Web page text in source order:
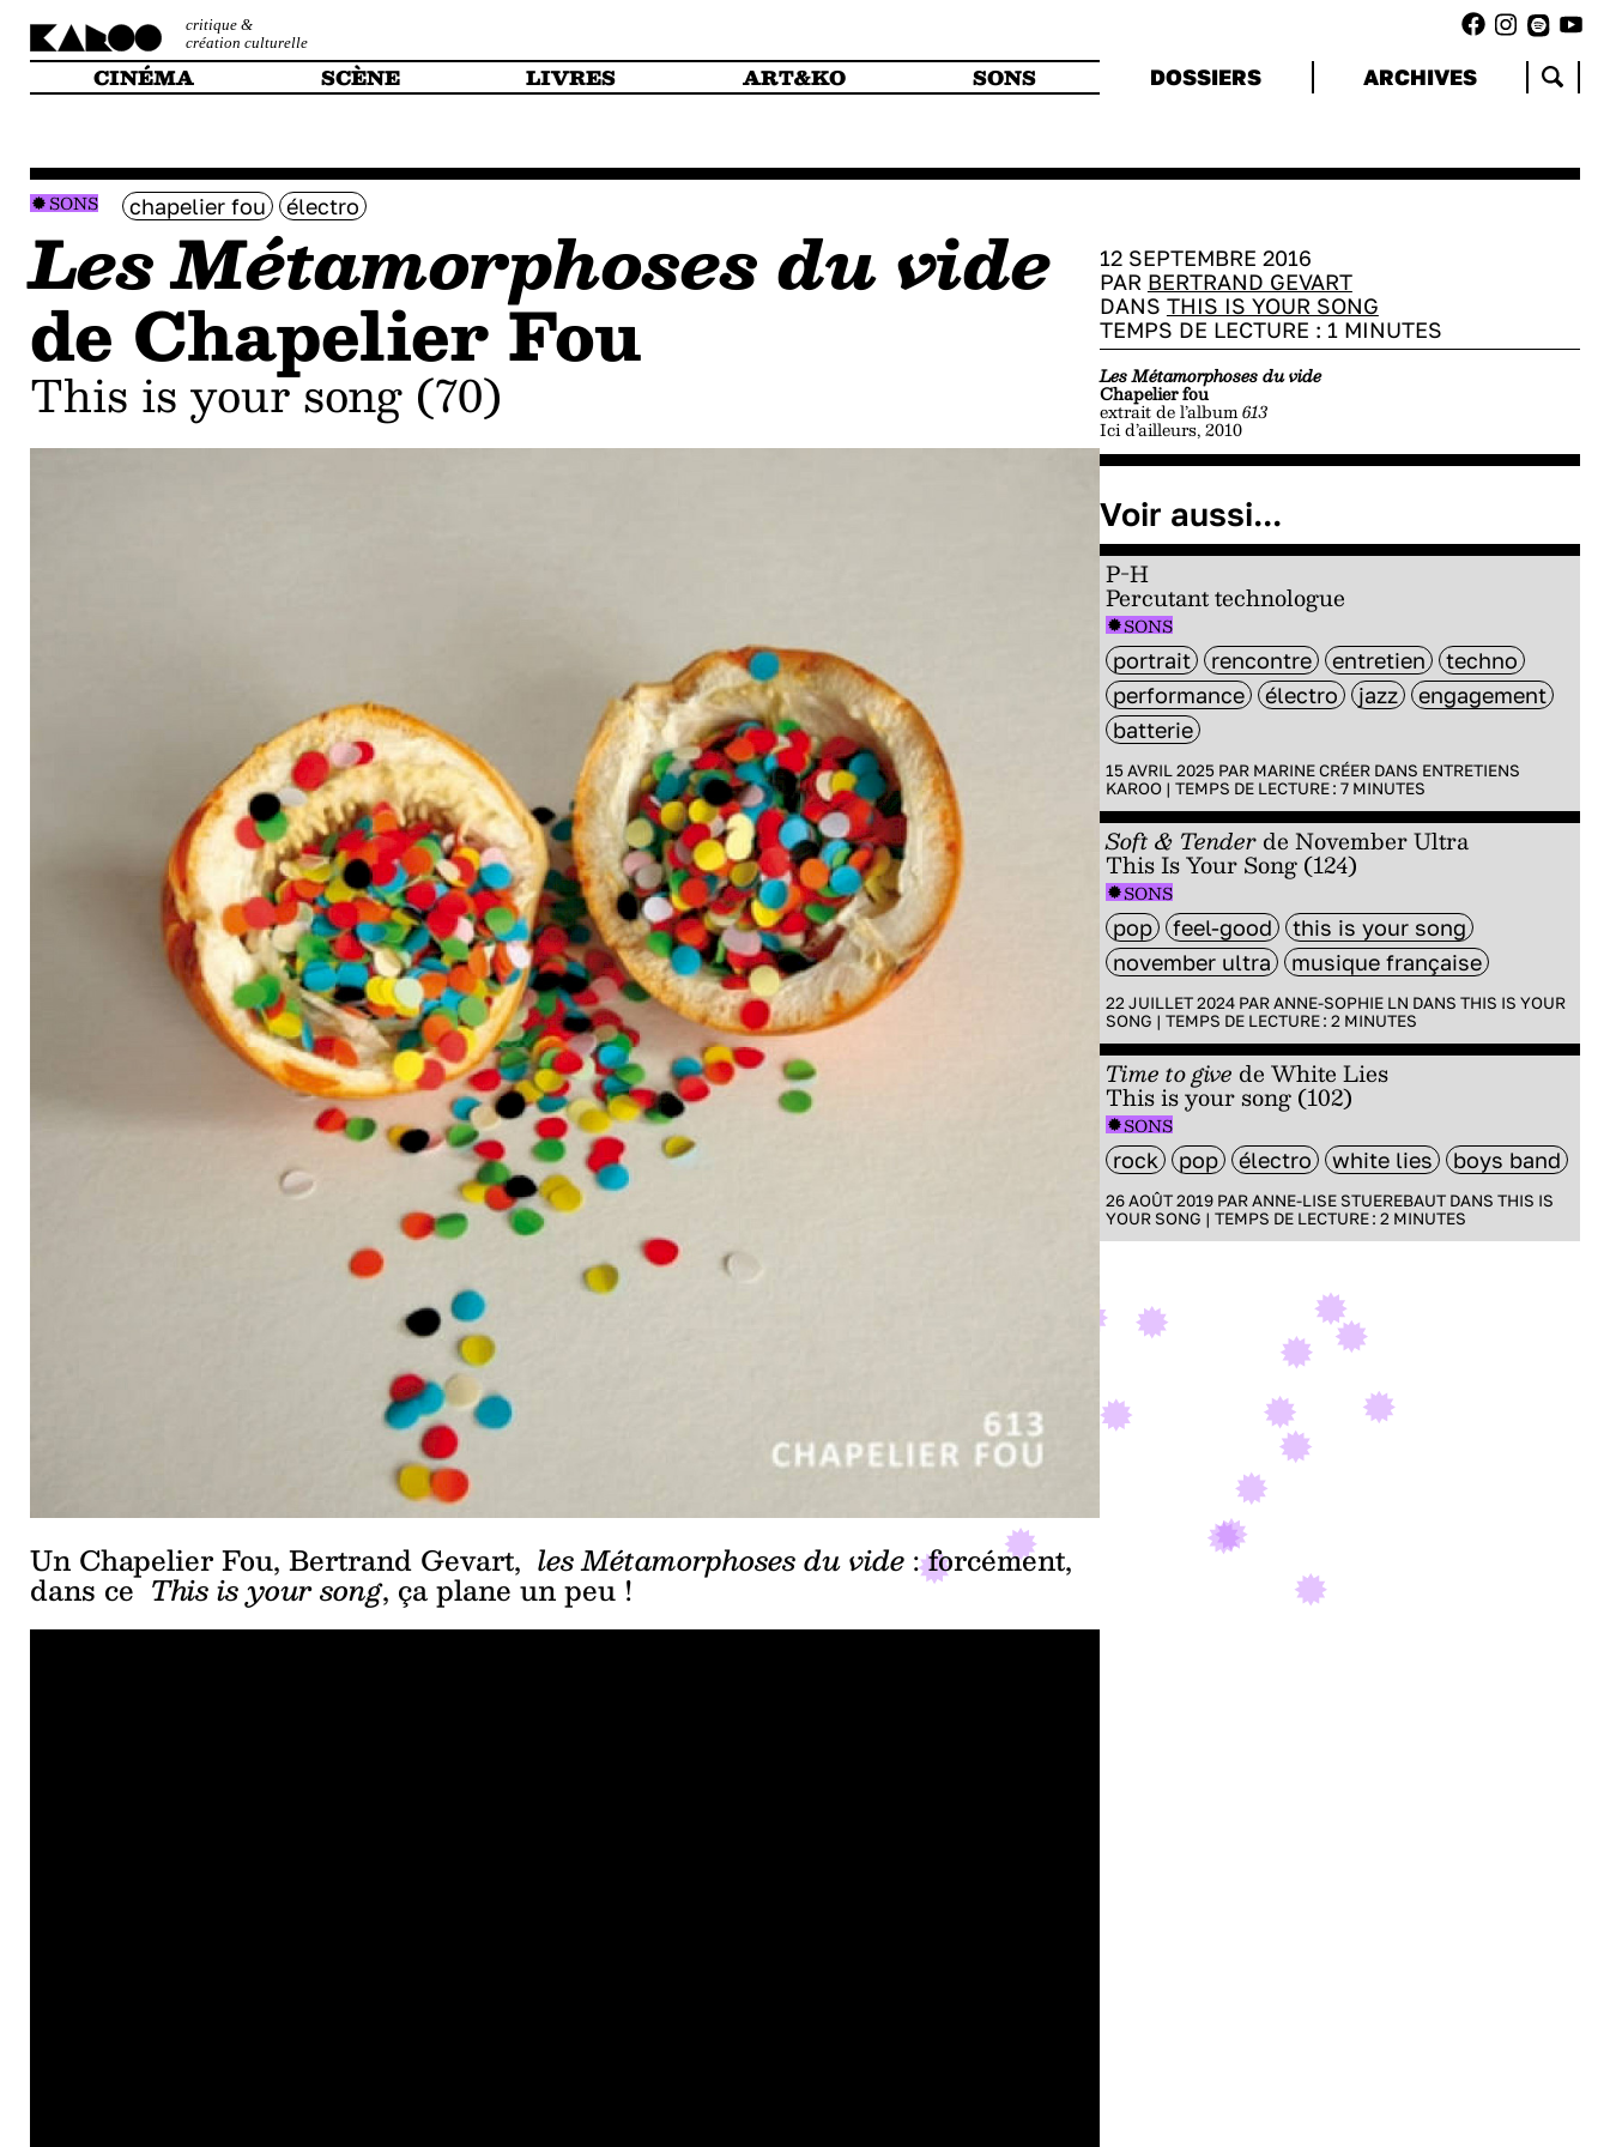
critique &
création culturelle
CINÉMA SCÈNE LIVRES ART&KO SONS DOSSIERS ARCHIVES
SONS chapelier fou électro
Les Métamorphoses du vide
de Chapelier Fou
This is your song (70)
Un Chapelier Fou, Bertrand Gevart, les Métamorphoses du vide : forcément,
dans ce This is your song, ça plane un peu !
12 SEPTEMBRE 2016
PAR BERTRAND GEVART
DANS THIS IS YOUR SONG
TEMPS DE LECTURE : 1 MINUTES
Les Métamorphoses du vide
Chapelier fou
extrait de l’album613
Ici d’ailleurs, 2010
Voir aussi...
P-H
Percutant technologue
SONS
portrait rencontre entretien
techno
performance
électro jazz
engagement
batterie
15 AVRIL 2025 PAR MARINE CRÉERDANS ENTRETIENS
KAROO| TEMPS DE LECTURE : 7MINUTES
Soft & Tenderde November Ultra
This Is Your Song (124)
SONS
pop feel-good
this is your song
november ultra
musique française
22 JUILLET 2024 PARANNE-SOPHIE LN DANS THIS IS YOUR
SONG | TEMPS DE LECTURE : 2 MINUTES
Time to give de White Lies
This is your song (102)
SONS
rock pop électro white lies boys band
26 AOÛT 2019 PARANNE-LISE STUEREBAUTDANS THIS IS
YOUR SONG | TEMPS DE LECTURE : 2 MINUTES